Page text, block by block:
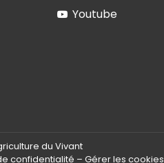
Youtube
du Vivant
confidentialité – Gérer les cookies